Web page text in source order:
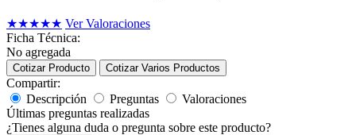
★★★★★ Ver Valoraciones
Ficha Técnica:
No agregada
Cotizar Producto Cotizar Varios Productos
Compartir:
Descripción
Preguntas
Valoraciones
Últimas preguntas realizadas
¿Tienes alguna duda o pregunta sobre este producto?